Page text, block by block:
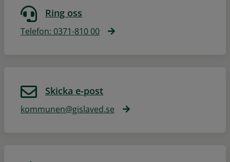
Ring oss
Telefon: 0371-810 00
Skicka e-post
kommunen@gislaved.se